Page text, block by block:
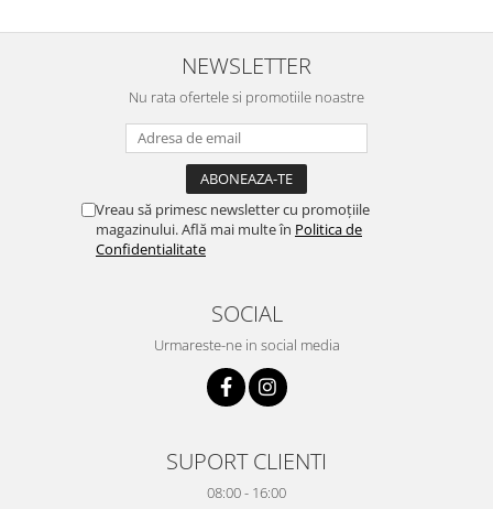
NEWSLETTER
Nu rata ofertele si promotiile noastre
Vreau să primesc newsletter cu promoțiile
magazinului. Află mai multe în Politica de
Confidentialitate
SOCIAL
Urmareste-ne in social media
SUPORT CLIENTI
08:00 - 16:00